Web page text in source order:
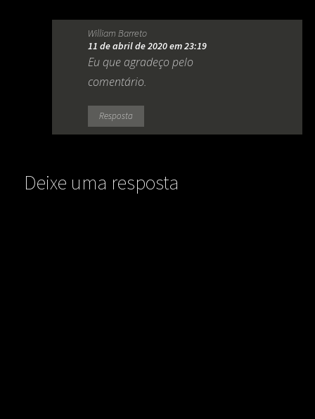
William Barreto
11 de abril de 2020 em 23:19
Eu que agradeço pelo
comentário.
Resposta
Deixe uma resposta